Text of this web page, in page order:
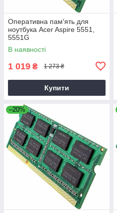
Оперативна пам'ять для
ноутбука Acer Aspire 5551,
5551G
В наявності
1 019 ₴ 1 273 ₴
Купити
–20%